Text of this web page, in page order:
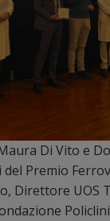
Di Vito e
del Premio
Direttore UOS